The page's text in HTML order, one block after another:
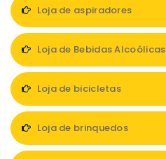
Loja de aspiradores
Loja de Bebidas Alcoólicas
Loja de bicicletas
Loja de brinquedos